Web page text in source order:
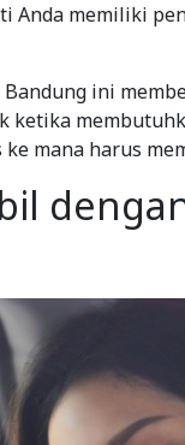
Anda memiliki
ini
ketika
mana harus